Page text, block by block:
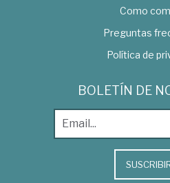
Como
Preguntas
Política de
BOLETÍN DE